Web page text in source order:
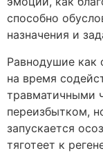
способно
назначения и
Равнодушие как
на время
травматичными
переизбытком,
запускается
тяготеет к